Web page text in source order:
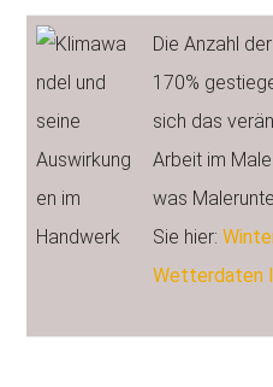
Die Anzahl
170%
sich das
Arbeit im
was
Sie hier:
Wetterdaten